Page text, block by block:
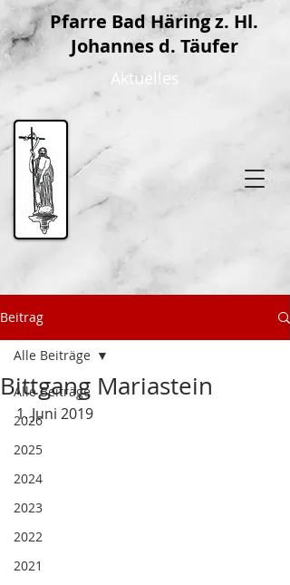
Pfarre Bad Häring z. Hl.
Johannes d. Täufer
Aktuelles
Beitrag
Alle Beiträge
2026
2025
2024
2023
2022
2021
Alle Beiträge
Bittgang Mariastein
1. Juni 2019